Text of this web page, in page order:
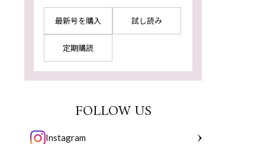
最新号を購入 試し読み
定期購読
FOLLOW US
Instagram